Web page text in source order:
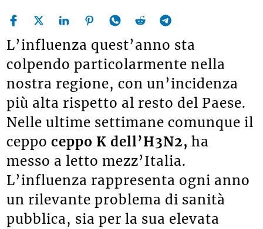
L’influenza quest’anno sta
colpendo particolarmente nella
nostra regione, con un’incidenza
più alta rispetto al resto del Paese.
Nelle ultime settimane comunque il
ceppoceppo K dell’H3N2,ha
messo a letto mezz’Italia.
L’influenza rappresenta ogni anno
un rilevante problema di sanità
pubblica, sia per la sua elevata